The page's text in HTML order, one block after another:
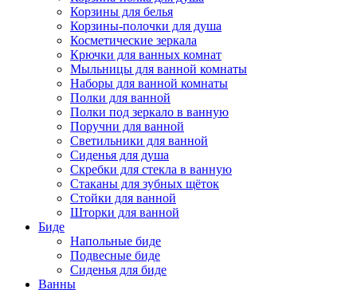
Корзины для белья
Корзины-полочки для душа
Косметические зеркала
Крючки для ванных комнат
Мыльницы для ванной комнаты
Наборы для ванной комнаты
Полки для ванной
Полки под зеркало в ванную
Поручни для ванной
Светильники для ванной
Сиденья для душа
Скребки для стекла в ванную
Стаканы для зубных щёток
Стойки для ванной
Шторки для ванной
Биде
Напольные биде
Подвесные биде
Сиденья для биде
Ванны